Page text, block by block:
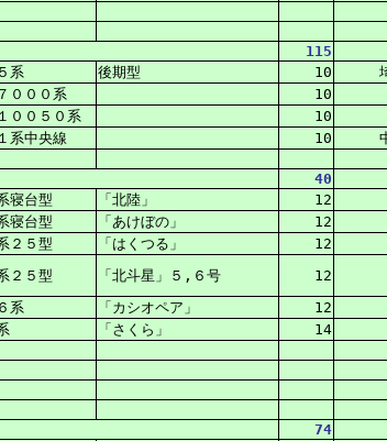
115
系 後期型 10
０００系
10
００５０系
10
系中央線
10
40
寝台型 「北陸」 12
寝台型
「あけぼの」 12
２５型
「はくつる」 12
２５型
「北斗星」５,６号 12
系
「カシオペア」 12
「さくら」 14
74